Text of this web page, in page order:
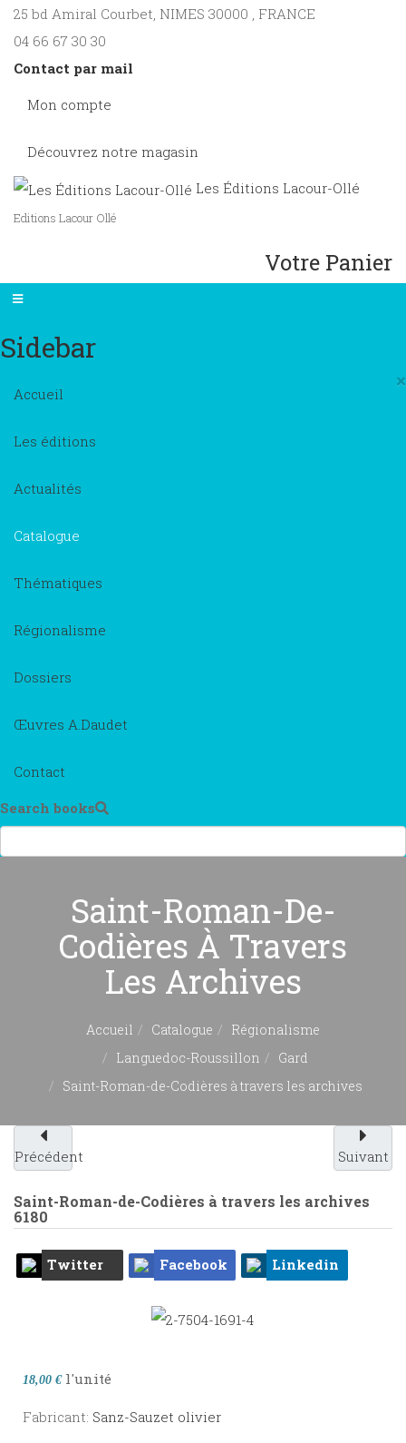
25 bd Amiral Courbet, NIMES 30000 , FRANCE
04 66 67 30 30
Contact par mail
Mon compte
Découvrez notre magasin
Les Éditions Lacour-Ollé
Editions Lacour Ollé
Votre Panier
Sidebar
×
Accueil
Les éditions
Actualités
Catalogue
Thématiques
Régionalisme
Dossiers
Œuvres A.Daudet
Contact
Search books
Saint-Roman-De-
Codières À Travers
Les Archives
Accueil Catalogue
Régionalisme
Languedoc-Roussillon
Gard
Saint-Roman-de-Codières à travers les archives
Précédent Suivant
Saint-Roman-de-Codières à travers les archives
6180
Twitter Facebook Linkedin
18,00 € l'unité
Fabricant: Sanz-Sauzet olivier